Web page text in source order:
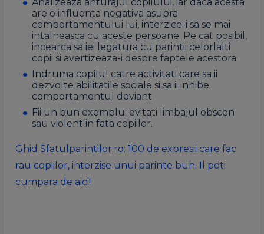
are o influenta negativa asupra
comportamentului lui, interzice-i sa se mai
intalneasca cu aceste persoane. Pe cat posibil,
incearca sa iei legatura cu parintii celorlalti
copii si avertizeaza-i despre faptele acestora.
I ndruma copilul catre activitati care sa ii
dezvolte abilitatile sociale si sa ii inhibe
comportamentul deviant
Fii un bun exemplu: evitati limbajul obscen
sau violent in fata copiilor.
Ghid Sfatulparintilor.ro: 100 de expresii care fac
rau copiilor, interzise unui parinte bun. Il poti
cumpara de aici!